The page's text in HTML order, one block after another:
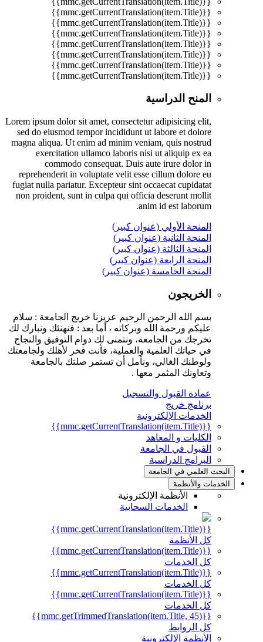
{{mmc.getCurrentTranslation(item.Title)}}
{{mmc.getCurrentTranslation(item.Title)}}
{{mmc.getCurrentTranslation(item.Title)}}
{{mmc.getCurrentTranslation(item.Title)}}
{{mmc.getCurrentTranslation(item.Title)}}
{{mmc.getCurrentTranslation(item.Title)}}
{{mmc.getCurrentTranslation(item.Title)}}
المنح الدراسية
Lorem ipsum dolor sit amet, consectetur adipisicing elit,
sed do eiusmod tempor incididunt ut labore et dolore
magna aliqua. Ut enim ad minim veniam, quis nostrud
exercitation ullamco laboris nisi ut aliquip ex ea
commodo consequat. Duis aute irure dolor in
reprehenderit in voluptate velit esse cillum dolore eu
fugiat nulla pariatur. Excepteur sint occaecat cupidatat
non proident, sunt in culpa qui officia deserunt mollit
anim id est laborum.
المنحة الأولي (عنوان كبير)
المنحة الثانية (عنوان كبير)
المنحة الثالثة (عنوان كبير)
المنحة الرابعة (عنوان كبير)
المنحة الخامسة (عنوان كبير)
الخريجون
بسم الله الرحمن الرحيم عزيزنا خريج الجامعة : سلام
عليكم ورحمة الله وبركاته ، أما بعد : فنهنئك ونبارك لك
تخرجك من الجامعة، ونتمنى لك دوام التوفيق والنجاح
في حياتك العلمية والعملية، فأنت فخر لأهلك ولجامعتك
ولوطنك الغالي، ونأمل أن تستمر صلتك بالجامعة
وتعاونك المثمر معها .
عمادة القبول والتسجيل
برنامج خريج
الخدمات الإلكترونية
{{mmc.getCurrentTranslation(item.Title)}}
الكليات و المعاهد
القبول في الجامعة
البرامج الدراسية
البحث العلمي في الجامعة
الخدمات والأنظمة
الأنظمة الإلكترونية
الخدمات السحابية
{{mmc.getCurrentTranslation(item.Title)}}
كل الأنظمة
{{mmc.getCurrentTranslation(item.Title)}}
كل الخدمات
{{mmc.getCurrentTranslation(item.Title)}}
كل الخدمات
{{mmc.getCurrentTranslation(item.Title)}}
كل الخدمات
{{mmc.getTrimmedTranslation(item.Title, 45)}}
كل الروابط
الأنظمة الإلكترونية